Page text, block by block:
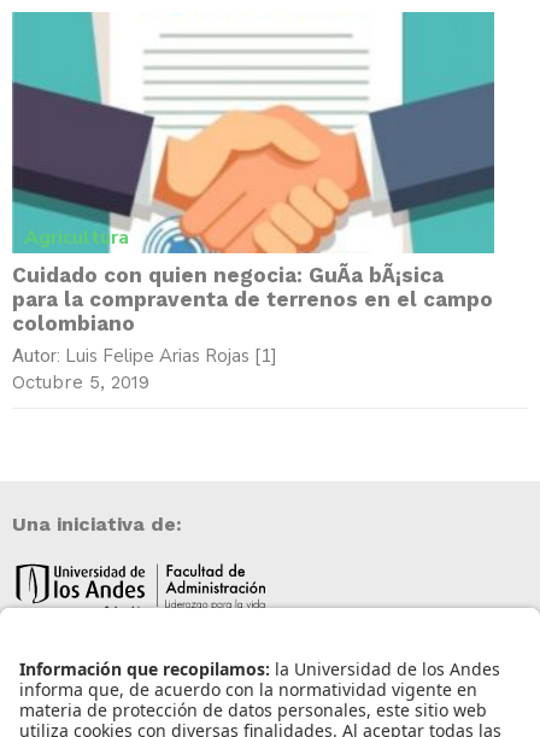
Agricultura
Cuidado con quien negocia: GuÃ­a bÃ¡sica
para la compraventa de terrenos en el campo
colombiano
Autor: Luis Felipe Arias Rojas [1]
Octubre 5, 2019
Una iniciativa de:
Información de contacto